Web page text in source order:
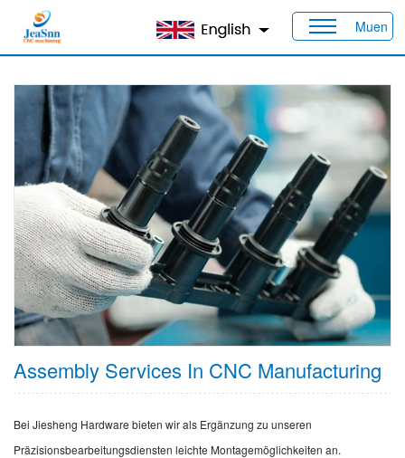
Muen
Heim Funktionen> Montageservice
Assembly Services In CNC Manufacturing
Bei Jiesheng Hardware bieten wir als Ergänzung zu unseren
Präzisionsbearbeitungsdiensten leichte Montagemöglichkeiten an.